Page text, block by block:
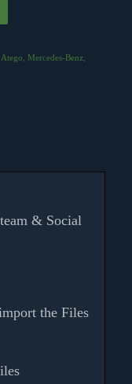
Atego Mercedes-Benz
& Social
the Files